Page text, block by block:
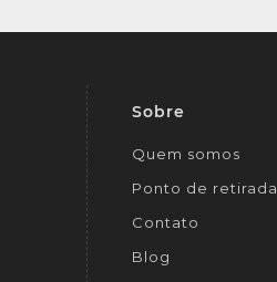
Sobre
Quem somos
Ponto de retirada
Contato
Blog